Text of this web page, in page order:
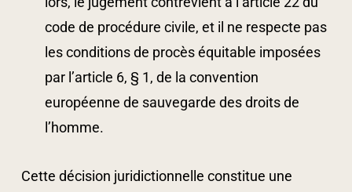
code de procédure civile, et il ne respecte pas
les conditions de procès équitable imposées
par l’article 6, § 1, de la convention
européenne de sauvegarde des droits de
l’homme.
Cette décision juridictionnelle constitue une